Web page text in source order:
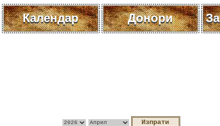
Календар Донори